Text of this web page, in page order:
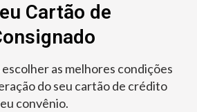
Cartão de
as melhores condições
do seu cartão de crédito
convênio.